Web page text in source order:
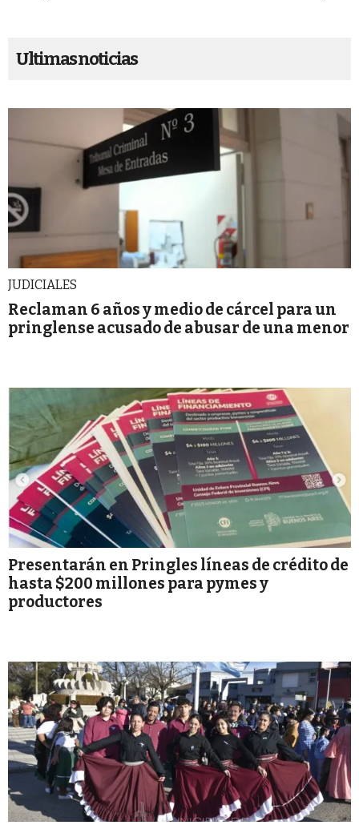
Ultimas noticias
JUDICIALES
Reclaman 6 años y medio de cárcel para un
pringlense acusado de abusar de una menor
Presentarán en Pringles líneas de crédito de
hasta $200 millones para pymes y
productores